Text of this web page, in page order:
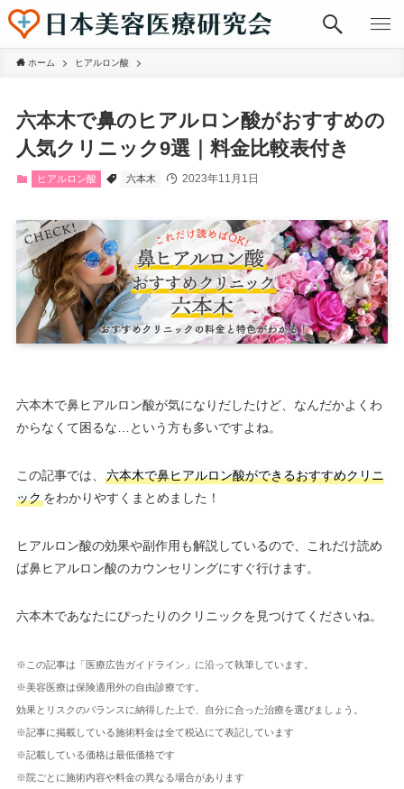
ホーム ヒアルロン酸
六本木で鼻のヒアルロン酸がおすすめの
人気クリニック9選｜料金比較表付き
ヒアルロン酸 六本木 2023年11月1日
六本木で鼻ヒアルロン酸が気になりだしたけど、なんだかよくわ
からなくて困るな…という方も多いですよね。
この記事では、
六本木で鼻ヒアルロン酸ができるおすすめクリニ
ックをわかりやすくまとめました！
ヒアルロン酸の効果や副作用も解説しているので、これだけ読め
ば鼻ヒアルロン酸のカウンセリングにすぐ行けます。
六本木であなたにぴったりのクリニックを見つけてくださいね。
※この記事は「医療広告ガイドライン」に沿って執筆しています。
※美容医療は保険適用外の自由診療です。
効果とリスクのバランスに納得した上で、自分に合った治療を選びましょう。
※記事に掲載している施術料金は全て税込にて表記しています
※記載している価格は最低価格です
※院ごとに施術内容や料金の異なる場合があります